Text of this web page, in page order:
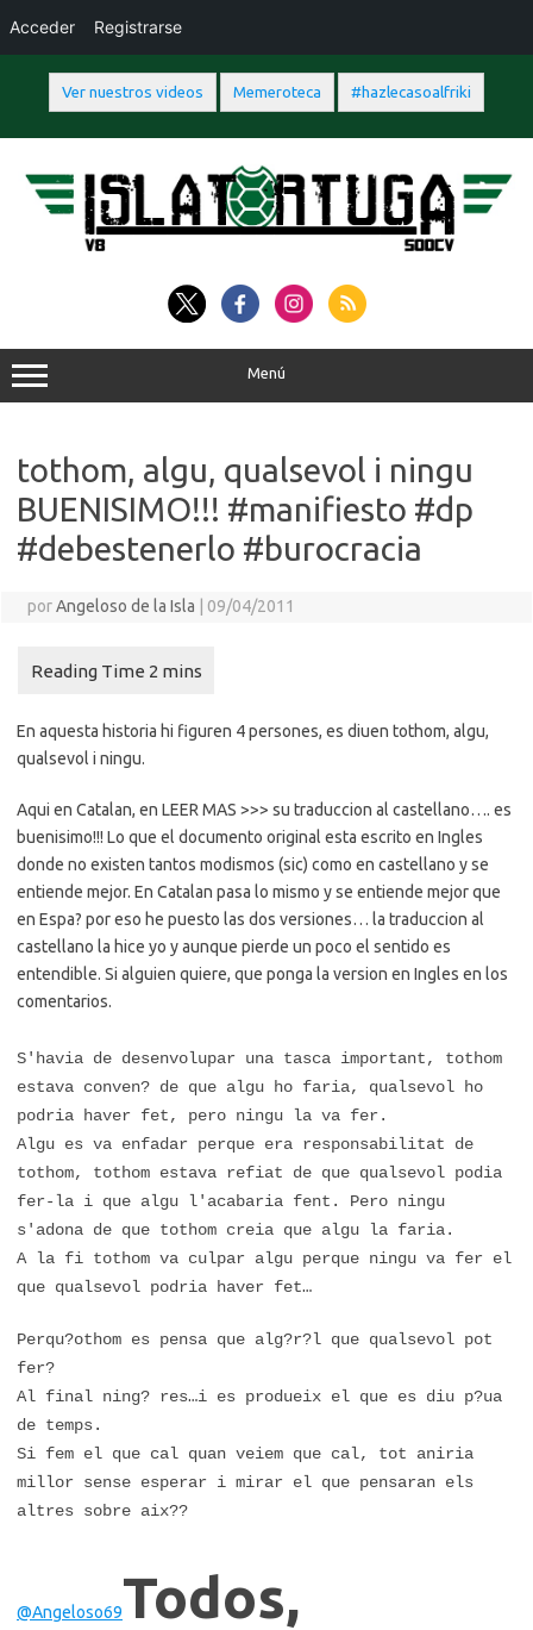
Ver nuestros videos Memeroteca #hazlecasoalfriki
contenido
Menú
tothom, algu, qualsevol i ningu
BUENISIMO!!! #manifiesto #dp
#debestenerlo #burocracia
porAngeloso de la Isla 09/04/2011
En aquesta historia hi figuren 4 persones, es diuen tothom, algu,
qualsevol i ningu.
Aqui en Catalan, en LEER MAS >>> su traduccion al castellano…. es
buenisimo!!! Lo que el documento original esta escrito en Ingles
donde no existen tantos modismos (sic) como en castellano y se
entiende mejor. En Catalan pasa lo mismo y se entiende mejor que
en Espa? por eso he puesto las dos versiones… la traduccion al
castellano la hice yo y aunque pierde un poco el sentido es
entendible. Si alguien quiere, que ponga la version en Ingles en los
comentarios.
S'havia de desenvolupar una tasca important, tothom
estava conven? de que algu ho faria, qualsevol ho
podria haver fet, pero ningu la va fer.
Algu es va enfadar perque era responsabilitat de
tothom, tothom estava refiat de que qualsevol podia
fer-la i que algu l'acabaria fent. Pero ningu
s'adona de que tothom creia que algu la faria.
A la fi tothom va culpar algu perque ningu va fer el
que qualsevol podria haver fet…
Perqu?othom es pensa que alg?r?l que qualsevol pot
fer?
Al final ning? res…i es produeix el que es diu p?ua
de temps.
Si fem el que cal quan veiem que cal, tot aniria
millor sense esperar i mirar el que pensaran els
altres sobre aix??
@Angeloso69Todos,
Acceder Registrarse